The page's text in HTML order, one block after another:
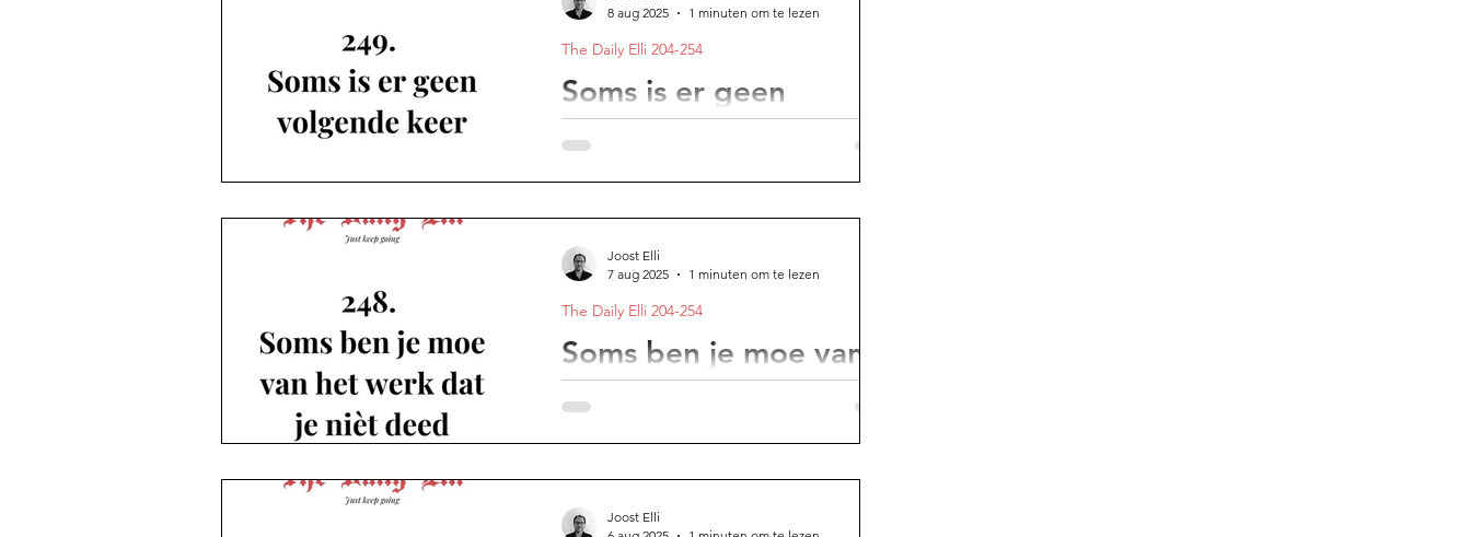
The Daily Elli 51-101
The Daily Elli 153-203
The Daily Elli 204-254
The Daily Elli 251-300
The Daily Elli 301-350
Soms is er geen
volgende keer
The Daily Elli 204-254
8 aug 2025
1 minuten om te lezen
Soms ben je moe van
het werk dat je nièt
Vermoeidheid ontstaat vaak door
werk zelf.
The Daily Elli 204-254
Joost Elli
7 aug 2025
1 minuten om te lezen
Joost Elli